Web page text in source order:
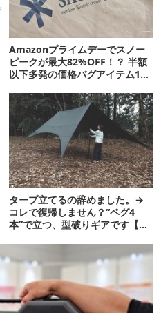
Amazonプライムデーでスノー
ピークが最大82%OFF！？ 半額
以下多発の価格バグアイテム11
タープ立てるの辞めました。→
コレで復帰しません？“ペグ4
本”で立つ、型破りギアです【ド